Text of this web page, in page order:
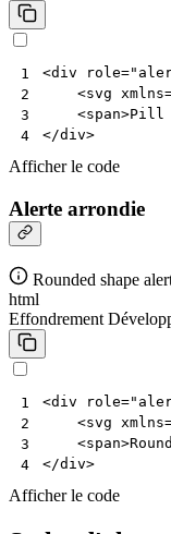
1
2
3
4
<div role=
<svg xmlns
<span>Pill
</div>
Afficher le code
Alerte arrondie
Rounded shape
html
Effondrement
1
2
3
4
<div role=
<svg xmlns
<span>
</div>
Afficher le code